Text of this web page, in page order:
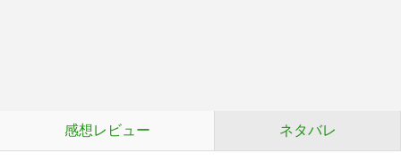
感想レビュー ネタバレ